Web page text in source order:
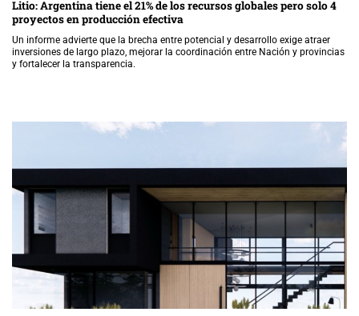
Litio: Argentina tiene el 21% de los recursos globales pero solo 4
proyectos en producción efectiva
Un informe advierte que la brecha entre potencial y desarrollo exige atraer
inversiones de largo plazo, mejorar la coordinación entre Nación y provincias
y fortalecer la transparencia.